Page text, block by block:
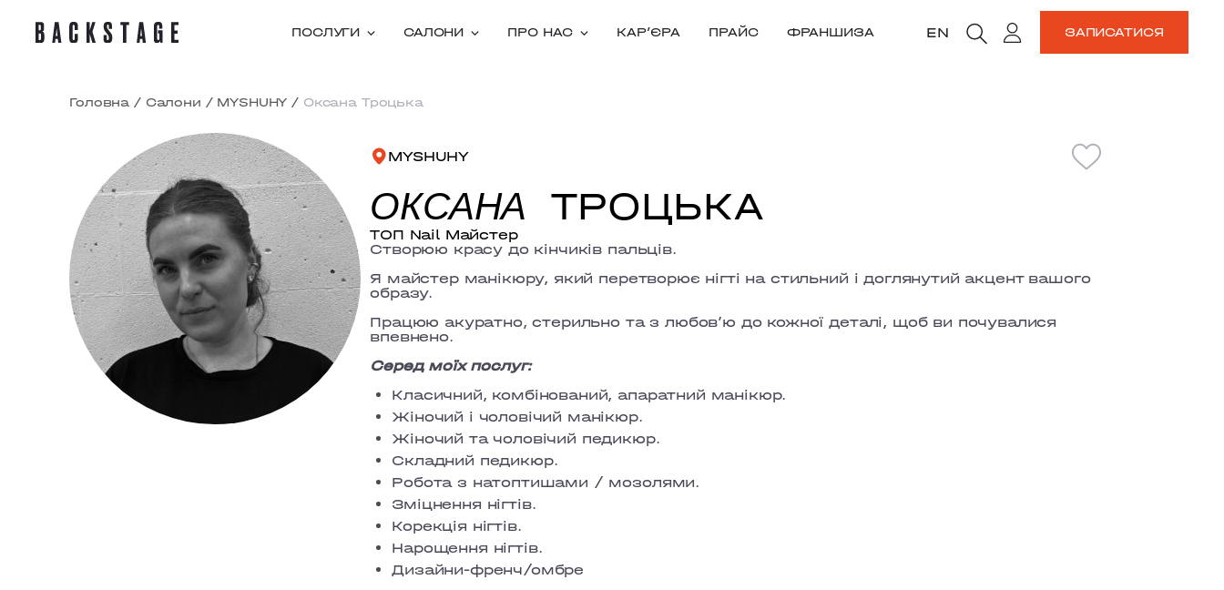
ПОСЛУГИ САЛОНИ ПРО НАС КАРʼЄРА ПРАЙС ФРАНШИЗА EN ЗАПИСАТИСЯ
Головна / Салони / MYSHUHY / Оксана Троцька
MYSHUHY
ОКСАНА ТРОЦЬКА
ТОП Nail Майстер
Створюю красу до кінчиків пальців.
Я майстер манікюру, який перетворює нігті на стильний і доглянутий акцент вашого
образу.
Працюю акуратно, стерильно та з любов’ю до кожної деталі, щоб ви почувалися
впевнено.
Серед моїх послуг:
Класичний, комбінований, апаратний манікюр.
Жіночий і чоловічий манікюр.
Жіночий та чоловічий педикюр.
Складний педикюр.
Робота з натоптишами / мозолями.
Зміцнення нігтів.
Корекція нігтів.
Нарощення нігтів.
Дизайни-френч/омбре